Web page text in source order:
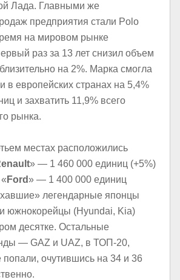
Лада. Главными же
предприятия стали Polo
на мировом рынке
раз за 13 лет снизил объем
на 2%. Марка смогла
в европейских странах на 5,4%
и захватить 11,9% всего
рынка.
местах расположились
» — 1 460 000 единиц (+5%)
Ford» — 1 400 000 единиц
легендарные японцы
южнокорейцы (Hyundai, Kia)
десятке. Остальные
— GAZ и UAZ, в ТОП-20,
очутившись на 34 и 36